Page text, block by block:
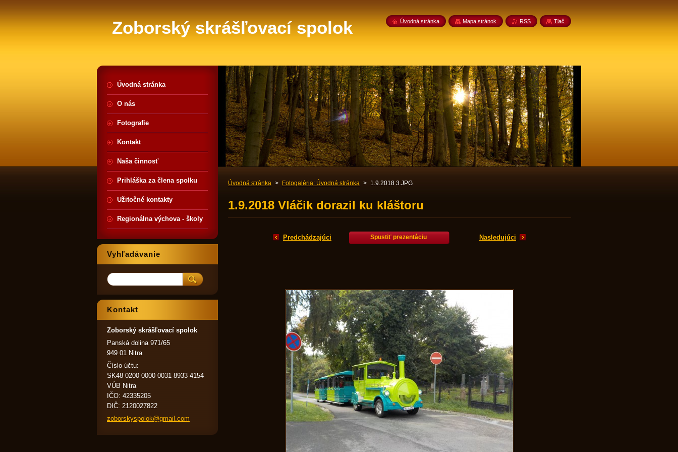
Zoborský skrášľovací spolok
Úvodná stránka > Fotogaléria: Úvodná stránka > 1.9.2018 3.JPG
1.9.2018 Vláčik dorazil ku kláštoru
Predchádzajúci Spustiť prezentáciu Nasledujúci
Úvodná stránka
O nás
Fotografie
Kontakt
Naša činnosť
Prihláška za člena spolku
Užitočné kontakty
Regionálna výchova - školy
Vyhľadávanie
Kontakt
Zoborský skrášľovací spolok
Panská dolina 971/65
949 01 Nitra
Číslo účtu:
SK48 0200 0000 0031 8933 4154
VÚB Nitra
IČO: 42335205
DIČ: 2120027822
zoborskyspolok@gmail.com
Úvodná stránka Mapa stránok RSS Tlač